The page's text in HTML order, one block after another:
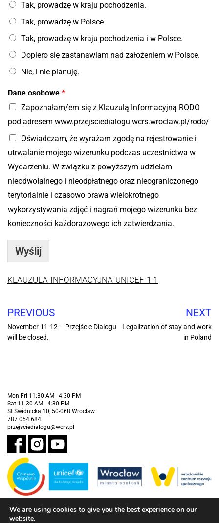
Tak, prowadzę w kraju pochodzenia.
Tak, prowadzę w Polsce.
Tak, prowadzę w kraju pochodzenia i w Polsce.
Dopiero się zastanawiam nad założeniem w Polsce.
Nie, i nie planuję.
Dane osobowe *
Zapoznałam/em się z Klauzulą Informacyjną RODO
pod adresem www.przejsciedialogu.wcrs.wroclaw.pl/rodo/
Oświadczam, że wyrażam zgodę na rejestrowanie i
utrwalanie mojego wizerunku podczas uczestnictwa w
Wydarzeniu. W związku z powyższym udzielam
nieodwołalnego i nieodpłatnego oraz nieograniczonego
terytorialnie i czasowo prawa wielokrotnego
wykorzystywania zdjęć i nagrań mojego wizerunku bez
konieczności każdorazowego ich zatwierdzania.
Wyślij
KLAUZULA-INFORMACYJNA-UNICEF-1-1
PREVIOUS
November 11-12 – Przejście Dialogu
will be closed.
NEXT
Legalization of stay and work
in Poland
Mon-Fri 11:30 AM - 4:30 PM
Sat 11:30 AM - 4:30 PM
St Swidnicka 10, 50-068 Wroclaw
787 054 684
przejsciedialogu@wcrs.pl
Financed by the Municipality of Wrocław in partnership with the United
Nations Children's Fund (UNICEF).
We are using cookies to give you the best experience on our
website.